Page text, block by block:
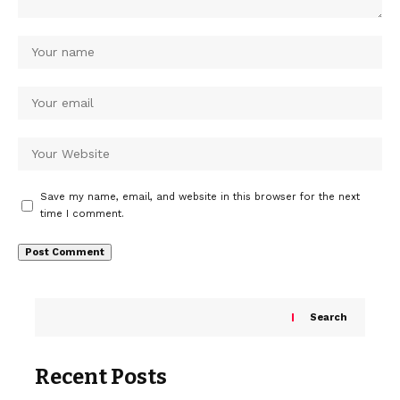
Save my name, email, and website in this browser for the next
time I comment.
Search
Recent Posts